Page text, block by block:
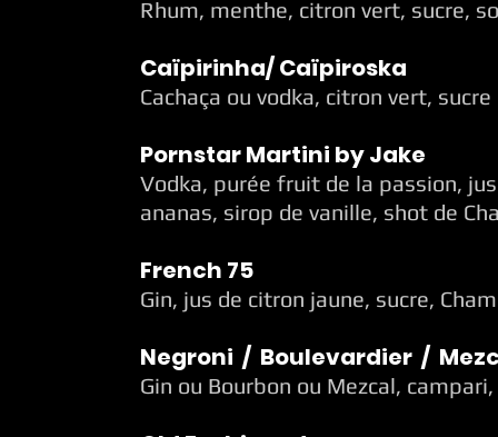
Rhum, menthe, citron vert, sucre,
Caïpirinha/ Caïpiroska
Cachaça ou vodka, citron vert, sucre
Pornstar Martini by Jake
Vodka, purée fruit de la passion,
ananas, sirop de vanille, shot de
French 75
Gin, jus de citron jaune, sucre,
Negroni / Boulevardier /
Gin ou Bourbon ou Mezcal,